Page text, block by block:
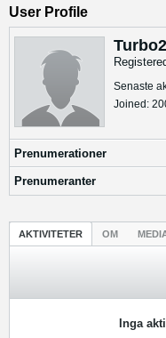
User Profile
Senaste
Joined:
Prenumerationer
Prenumeranter
AKTIVITETER OM
Inga